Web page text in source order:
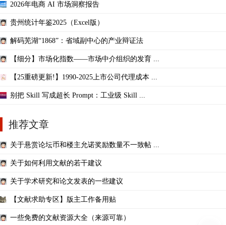
2026年电商 AI 市场洞察报告
贵州统计年鉴2025（Excel版）
解码芜湖“1868”：省域副中心的产业辩证法
【细分】市场化指数——市场中介组织的发育 ...
【25重磅更新!】1990-2025上市公司代理成本 ...
别把 Skill 写成超长 Prompt：工业级 Skill ...
推荐文章
关于悬赏论坛币和楼主允诺奖励数量不一致帖 ...
关于如何利用文献的若干建议
关于学术研究和论文发表的一些建议
【文献求助专区】版主工作备用贴
一些免费的文献资源大全（来源可靠）